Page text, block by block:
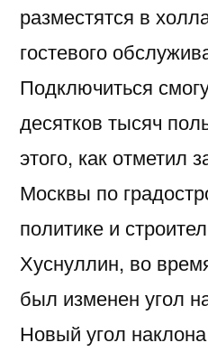
разместятся в
гостевого
Подключиться
десятков тысяч
этого, как отметил
Москвы по
политике и
Хуснуллин, во
был изменен угол
Новый угол